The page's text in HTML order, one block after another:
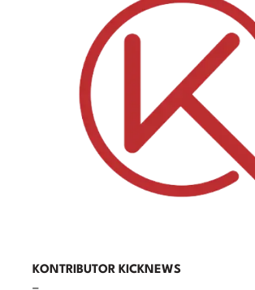
KONTRIBUTOR KICKNEWS